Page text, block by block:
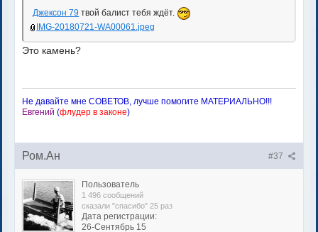
Джексон 79 твой балист тебя ждёт.
IMG-20180721-WA00061.jpeg
Это камень?
Не давайте мне СОВЕТОВ, лучше помогите МАТЕРИАЛЬНО!!!
Евгений (флудер в законе)
#37
Ром.Ан
Пользователь
1 496 сообщений
сказали "спасибо" 25 раз
Дата регистрации:
26-Сентябрь 15